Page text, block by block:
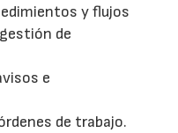
y flujos
de
e
de trabajo.